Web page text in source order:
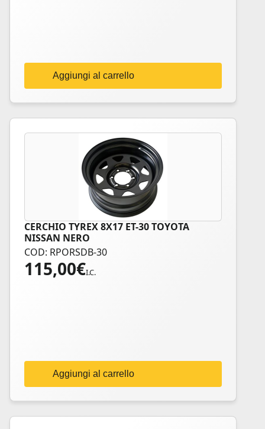
Aggiungi al carrello
CERCHIO TYREX 8X17 ET-30 TOYOTA
NISSAN NERO
COD: RPORSDB-30
115,00€I.C.
Aggiungi al carrello